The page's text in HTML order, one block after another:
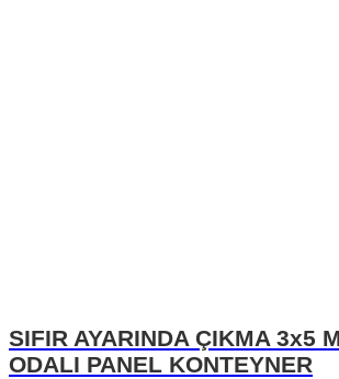
SIFIR AYARINDA ÇIKMA 3x5
ODALI PANEL KONTEYNER